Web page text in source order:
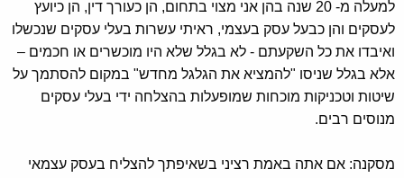
למעלה מ- 20 שנה בהן אני מצוי בתחום, הן כעורך דין, הן כיועץ
לעסקים והן כבעל עסק בעצמי, ראיתי עשרות בעלי עסקים שנכשלו
ואיבדו את כל השקעתם - לא בגלל שלא היו מוכשרים או חכמים –
אלא בגלל שניסו "להמציא את הגלגל מחדש" במקום להסתמך על
שיטות וטכניקות מוכחות שמופעלות בהצלחה ידי בעלי עסקים
מנוסים רבים.
מסקנה: אם אתה באמת רציני בשאיפתך להצליח בעסק עצמאי